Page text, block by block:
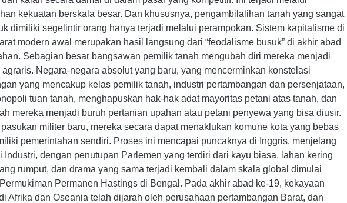
kekuatan berskala besar. Dan khususnya, pengambilalihan tanah yang sangat
dimiliki segelintir orang hanya terjadi melalui perampokan. Sistem kapitalisme di
modern awal merupakan hasil langsung dari “feodalisme busuk” di akhir abad
Sebagian besar bangsawan pemilik tanah mengubah diri mereka menjadi
agraris. Negara-negara absolut yang baru, yang mencerminkan konstelasi
yang mencakup kelas pemilik tanah, industri pertambangan dan persenjataan,
tuan tanah, menghapuskan hak-hak adat mayoritas petani atas tanah, dan
mereka menjadi buruh pertanian upahan atau petani penyewa yang bisa diusir.
militer baru, mereka secara dapat menaklukan komune kota yang bebas
pemerintahan sendiri. Proses ini mencapai puncaknya di Inggris, menjelang
Industri, dengan penutupan Parlemen yang terdiri dari kayu biasa, lahan kering
rumput, dan drama yang sama terjadi kembali dalam skala global dimulai
Permanen Hastings di Bengal. Pada akhir abad ke-19, kekayaan
Afrika dan Oseania telah dijarah oleh perusahaan pertambangan Barat, dan